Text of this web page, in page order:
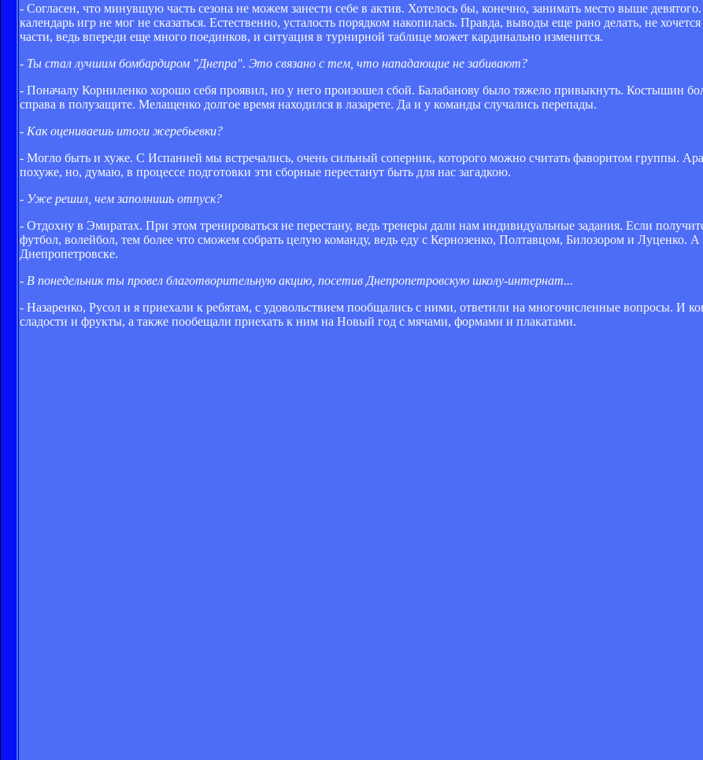
- Согласен, что минувшую часть сезона не можем занести себе в актив. Хотелось бы, конечно, занимать место выше
календарь игр не мог не сказаться. Естественно, усталость порядком накопилась. Правда, выводы еще рано делать, не
части, ведь впереди еще много поединков, и ситуация в турнирной таблице может кардинально изменится.
- Ты стал лучшим бомбардиром "Днепра". Это связано с тем, что нападающие не забивают?
- Поначалу Корниленко хорошо себя проявил, но у него произошел сбой. Балабанову было тяжело привыкнуть. Костышин
справа в полузащите. Мелащенко долгое время находился в лазарете. Да и у команды случались перепады.
- Как оцениваешь итоги жеребьевки?
- Могло быть и хуже. С Испанией мы встречались, очень сильный соперник, которого можно считать фаворитом группы.
похуже, но, думаю, в процессе подготовки эти сборные перестанут быть для нас загадкою.
- Уже решил, чем заполнишь отпуск?
- Отдохну в Эмиратах. При этом тренироваться не перестану, ведь тренеры дали нам индивидуальные задания. Если
футбол, волейбол, тем более что сможем собрать целую команду, ведь еду с Кернозенко, Полтавцом, Билозором и Луценко.
Днепропетровске.
- В понедельник ты провел благотворительную акцию, посетив Днепропетровскую школу-интернат...
- Назаренко, Русол и я приехали к ребятам, с удовольствием пообщались с ними, ответили на многочисленные вопросы. И
сладости и фрукты, а также пообещали приехать к ним на Новый год с мячами, формами и плакатами.